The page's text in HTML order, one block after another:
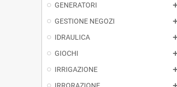
GENERATORI
GESTIONE NEGOZI
IDRAULICA
GIOCHI
IRRIGAZIONE